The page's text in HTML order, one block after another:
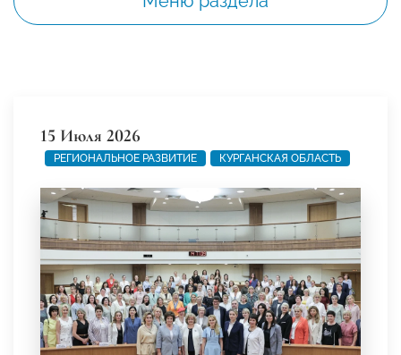
15 Июля 2026
РЕГИОНАЛЬНОЕ РАЗВИТИЕ КУРГАНСКАЯ ОБЛАСТЬ